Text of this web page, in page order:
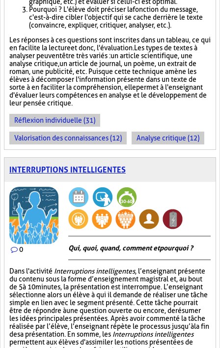
Pourquoi ? L'élève doit préciser la fonction du message,
c'est-à-dire cibler l'objectif qui se cache derrière le texte
(convaincre, expliquer, critiquer, analyser, etc.).
Les réponses à ces questions sont inscrites dans un tableau, ce qui
en facilite la lecture et donc, l'évaluation. Les types de textes à
analyser peuvent être très variés : un article scientifique, une
analyse critique, un article de journal, un poème, un extrait de
roman, une publicité, etc. Puisque cette technique amène les
élèves à décomposer l'information présente dans un texte de
sorte à en faciliter la compréhension, elle permet à l'enseignant
d'évaluer leurs compétences en analyse et le développement de
leur pensée critique.
Réflexion individuelle (31)
Valorisation des connaissances (12) Analyse critique (12)
INTERRUPTIONS INTELLIGENTES
0 Qui, quoi, quand, comment et pourquoi ?
Dans l'activité Interruptions intelligentes, l’enseignant présente
du contenu sous la forme d’enseignement magistral et, au bout
de 5 à 10 minutes, la présentation est interrompue. L’enseignant
sélectionne alors un élève à qui il demande de réaliser une tâche
simple en lien avec le segment présenté. Cette tâche pourrait
être de répondre à une question ouverte ou encore, de résumer
les idées principales présentées. Après avoir commenté la tâche
réalisée par l’élève, l’enseignant répète le processus jusqu’à la fin
de sa présentation. En somme, les Interruptions intelligentes
permettent aux élèves d'assimiler les notions présentées de